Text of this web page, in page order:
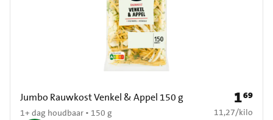
Jumbo Rauwkost Venkel & Appel 150 g
1+ dag houdbaar • 150 g
Prijs: €
169
€ 11,27 per kilo
11,27/kilo